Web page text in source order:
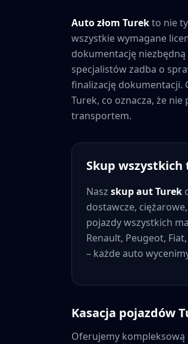
Auto złom Turekto nie
wszystkie wymagane
dokumentację
specjalistów zadba o
finalizację dokumentacji.
Turek, co oznacza, że
transportem.
Skup
Nasz skup autTurek
dostawcze,
pojazdy wszystkich
Renault, Peugeot,
– każde auto
Kasacja pojazdów
Oferujemy kompleksową